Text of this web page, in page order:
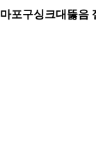
포구싱크대뚫음